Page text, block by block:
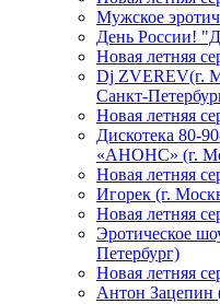
Мужское
День России!
Новая летняя
Dj ZVEREV(г.
Санкт-
Новая летняя
Дискотека 80-
«АНОНС» (г.
Новая летняя
Игорек (г.
Новая летняя
Эротическое
Петербург)
Новая летняя
Антон Зацепин